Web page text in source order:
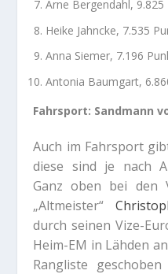
Arne Bergendahl, 9.825
Heike Jahncke, 7.535
Anna Siemer, 7.196
Antonia Baumgart,
Fahrsport: Sandmann
Auch im Fahrsport
diese sind je nach
Ganz oben bei den
„Altmeister“
durch seinen Vize-
Heim-EM in Lähden
Rangliste